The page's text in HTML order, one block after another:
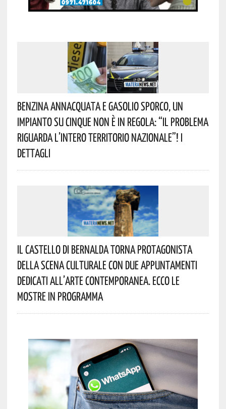
Benzina Annacquata E Gasolio Sporco, Un
Impianto Su Cinque Non È In Regola: “il Problema
Riguarda L’intero Territorio Nazionale”! I
Dettagli
Il Castello Di Bernalda Torna Protagonista
Della Scena Culturale Con Due Appuntamenti
Dedicati All’arte Contemporanea. Ecco Le
Mostre In Programma